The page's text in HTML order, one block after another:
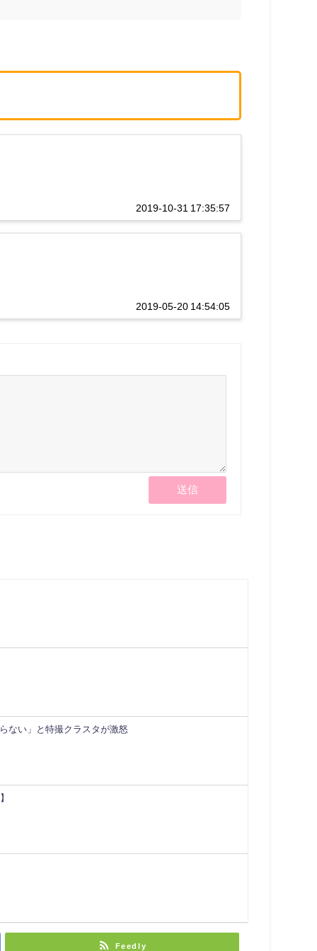
2019-10-31 17:35:57
2019-05-20 14:54:05
ない」と特撮クラスタが激怒
Feedly